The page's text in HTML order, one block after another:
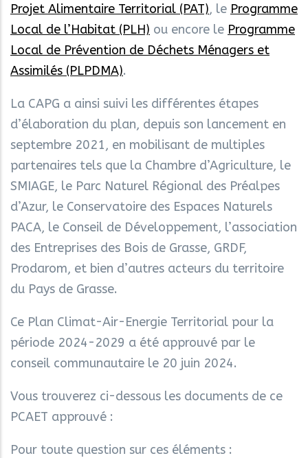
Projet Alimentaire Territorial (PAT), le Programme
Local de l’Habitat (PLH) ou encore le Programme
Local de Prévention de Déchets Ménagers et
Assimilés (PLPDMA).
La CAPG a ainsi suivi les différentes étapes
d’élaboration du plan, depuis son lancement en
septembre 2021, en mobilisant de multiples
partenaires tels que la Chambre d’Agriculture, le
SMIAGE, le Parc Naturel Régional des Préalpes
d’Azur, le Conservatoire des Espaces Naturels
PACA, le Conseil de Développement, l’association
des Entreprises des Bois de Grasse, GRDF,
Prodarom, et bien d’autres acteurs du territoire
du Pays de Grasse.
Ce Plan Climat-Air-Energie Territorial pour la
période 2024-2029 a été approuvé par le
conseil communautaire le 20 juin 2024.
Vous trouverez ci-dessous les documents de ce
PCAET approuvé :
Pour toute question sur ces éléments :